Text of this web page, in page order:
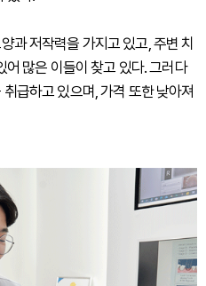
과 저작력을 가지고 있고, 주변 치
많은 이들이 찾고 있다. 그러다
급하고 있으며, 가격 또한 낮아져